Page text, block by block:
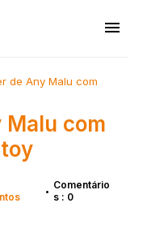
de Any Malu com
Malu com
• Comentário
s : 0